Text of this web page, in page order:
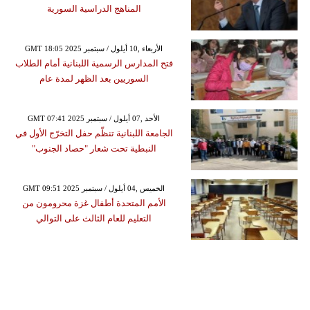
المناهج الدراسية السورية
GMT 18:05 2025 الأربعاء ,10 أيلول / سبتمبر
فتح المدارس الرسمية اللبنانية أمام الطلاب
السوريين بعد الظهر لمدة عام
GMT 07:41 2025 الأحد ,07 أيلول / سبتمبر
الجامعة اللبنانية تنظّم حفل التخرّج الأول في
النبطية تحت شعار "حصاد الجنوب"
GMT 09:51 2025 الخميس ,04 أيلول / سبتمبر
الأمم المتحدة أطفال غزة محرومون من
التعليم للعام الثالث على التوالي